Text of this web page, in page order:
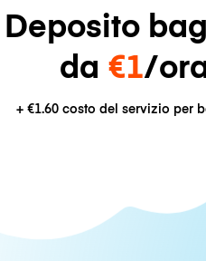
Deposito
da €1/
+ €1.60 costo del servizio per